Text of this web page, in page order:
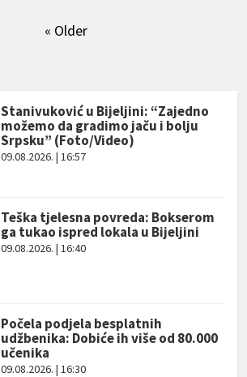
« Older
Stanivuković u Bijeljini: “Zajedno
možemo da gradimo jaču i bolju
Srpsku” (Foto/Video)
09.08.2026. | 16:57
Teška tjelesna povreda: Bokserom
ga tukao ispred lokala u Bijeljini
09.08.2026. | 16:40
Počela podjela besplatnih
udžbenika: Dobiće ih više od 80.000
učenika
09.08.2026. | 16:30